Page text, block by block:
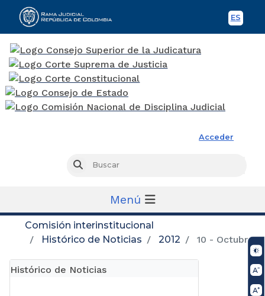
ES
Acceder
Buscar
Menú
Comisión interinstitucional
Histórico de Noticias
2012 10 - Octubre
Histórico de Noticias